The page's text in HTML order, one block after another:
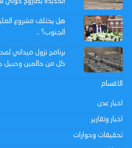
هل يختلف مشروع
الجنوب؟ ..
برنامج نزول ميداني
كل من حالمين وحبيل
الاقسام
اخبار عدن
اخبار وتقارير
تحقيقات وحوارات